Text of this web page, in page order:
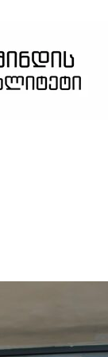
მუშაობს